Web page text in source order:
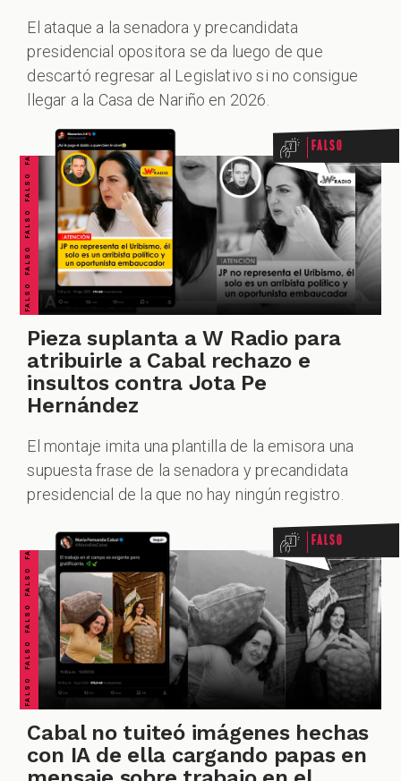
El ataque a la senadora y precandidata
presidencial opositora se da luego de que
descartó regresar al Legislativo si no consigue
llegar a la Casa de Nariño en 2026.
FALSO FALSO FALSO FALSO FALSO FALSO FALSO Falso
Pieza suplanta a W Radio para
atribuirle a Cabal rechazo e
insultos contra Jota Pe
Hernández
El montaje imita una plantilla de la emisora una
supuesta frase de la senadora y precandidata
presidencial de la que no hay ningún registro.
FALSO FALSO FALSO FALSO FALSO FALSO FALSO Falso
Cabal no tuiteó imágenes hechas
con IA de ella cargando papas en